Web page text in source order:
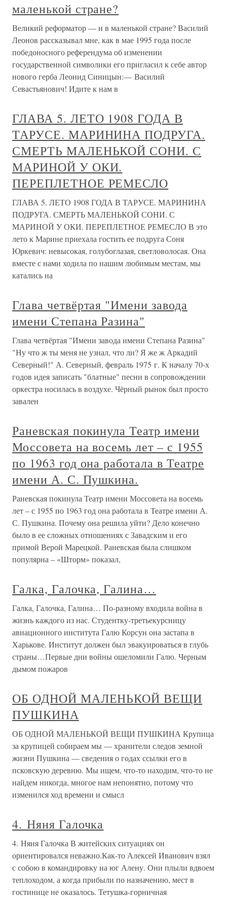
маленькой стране?
Великий реформатор — и в маленькой стране? Василий
Леонов рассказывал мне, как в мае 1995 года после
победоносного референдума об изменении
государственной символики его пригласил к себе автор
нового герба Леонид Синицын:— Василий
Севастьянович! Идите к нам в
ГЛАВА 5. ЛЕТО 1908 ГОДА В
ТАРУСЕ. МАРИНИНА ПОДРУГА.
СМЕРТЬ МАЛЕНЬКОЙ СОНИ. С
МАРИНОЙ У ОКИ.
ПЕРЕПЛЕТНОЕ РЕМЕСЛО
ГЛАВА 5. ЛЕТО 1908 ГОДА В ТАРУСЕ. МАРИНИНА
ПОДРУГА. СМЕРТЬ МАЛЕНЬКОЙ СОНИ. С
МАРИНОЙ У ОКИ. ПЕРЕПЛЕТНОЕ РЕМЕСЛО В это
лето к Марине приехала гостить ее подруга Соня
Юркевич: невысокая, голубоглазая, светловолосая. Она
вместе с нами ходила по нашим любимым местам, мы
катались на
Глава четвёртая "Имени завода
имени Степана Разина"
Глава четвёртая "Имени завода имени Степана Разина"
"Ну что ж ты меня не узнал, что ли? Я же ж Аркадий
Северный!" А. Северный, февраль 1975 г. К началу 70-х
годов идея записать "блатные" песни в сопровождении
оркестра носилась в воздухе. Чёрный рынок был просто
завален
Раневская покинула Театр имени
Моссовета на восемь лет – с 1955
по 1963 год она работала в Театре
имени А. С. Пушкина.
Раневская покинула Театр имени Моссовета на восемь
лет – с 1955 по 1963 год она работала в Театре имени А.
С. Пушкина. Почему она решила уйти? Дело конечно
было в ее сложных отношениях с Завадским и его
примой Верой Марецкой. Раневская была слишком
популярна – «Шторм» показал,
Галка, Галочка, Галина…
Галка, Галочка, Галина… По-разному входила война в
жизнь каждого из нас. Студентку-третьекурсницу
авиационного института Галю Корсун она застапа в
Харькове. Институт должен был эвакуироваться в глубь
страны…Первые дни войны ошеломили Галю. Черным
дымом пожаров
ОБ ОДНОЙ МАЛЕНЬКОЙ ВЕЩИ
ПУШКИНА
ОБ ОДНОЙ МАЛЕНЬКОЙ ВЕЩИ ПУШКИНА Крупица
за крупицей собираем мы — хранители следов земной
жизни Пушкина — сведения о годах ссылки его в
псковскую деревню. Мы ищем, что-то находим, что-то не
найдем никогда, многое нам непонятно, потому что
изменился ход времени и смысл
4. Няня Галочка
4. Няня Галочка В житейских ситуациях он
ориентировался неважно.Как-то Алексей Иванович взял
с собою в командировку на юг Алену. Они плыли вдвоем
теплоходом, а когда прибыли по назначению, мест в
гостинице не оказалось. Тетушка-горничная